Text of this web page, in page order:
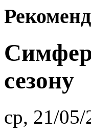
сезону
ср, 21/